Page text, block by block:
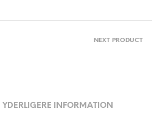
NEXT PRODUCT
YDERLIGERE INFORMATION